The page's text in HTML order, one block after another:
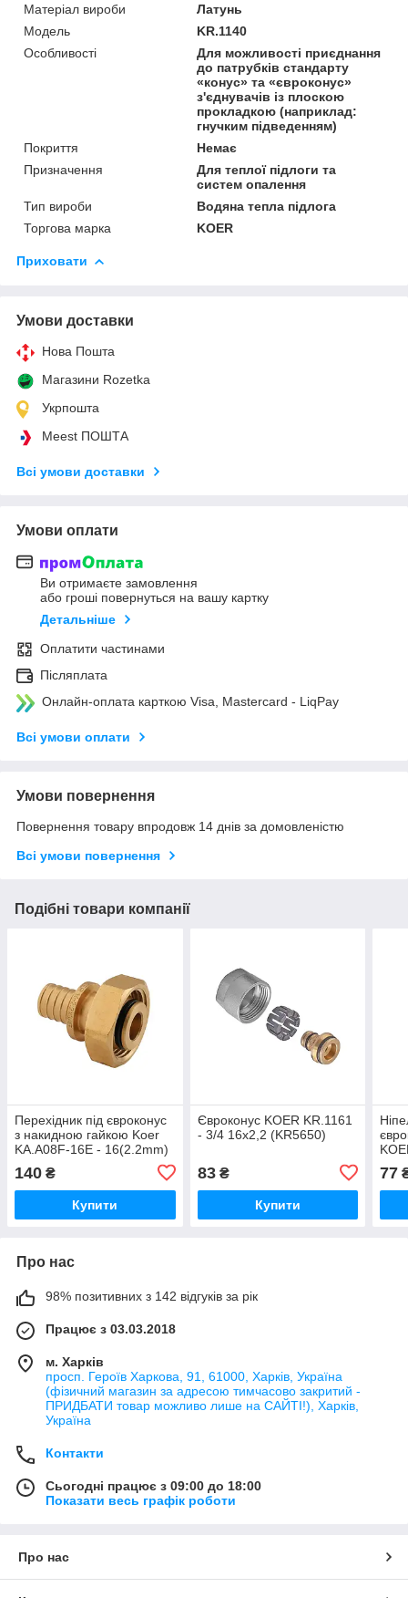
Матеріал вироби
Латунь
Мoдель
KR.1140
Особливості
Для можливості приєднання
до патрубків стандарту
«конус» та «євроконус»
з'єднувачів із плоскою
прокладкою (наприклад:
гнучким підведенням)
Покриття
Немає
Призначення
Для теплої підлоги та
систем опалення
Тип вироби
Водяна тепла підлога
Торгова марка
KOER
Приховати
Умови доставки
Нова Пошта
Магазини Rozetka
Укрпошта
Meest ПОШТА
Всі умови доставки
Умови оплати
Ви отримаєте замовлення
або гроші повернуться на вашу картку
Детальніше
Оплатити частинами
Післяплата
Онлайн-оплата карткою Visa, Mastercard - LiqPay
Всі умови оплати
Умови повернення
Повернення товару впродовж 14 днів за домовленістю
Всі умови повернення
Подібні товари компанії
Перехідник під євроконус
з накидною гайкою Koer
KA.A08F-16E - 16(2.2mm)
140 ₴
Купити
Євроконус KOER KR.1161
- 3/4 16x2,2 (KR5650)
83₴
Купити
77
Про нас
98% позитивних з 142 відгуків за рік
Працює з 03.03.2018
м. Харків
просп. Героїв Харкова, 91, 61000, Харків, Україна
(фізичний магазин за адресою тимчасово закритий -
ПРИДБАТИ товар можливо лише на САЙТІ!), Харків,
Україна
Контакти
Сьогодні працює з 09:00 до 18:00
Показати весь графік роботи
Про нас